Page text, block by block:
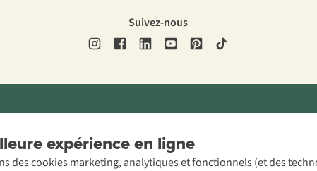
expérience en ligne
des cookies marketing, analytiques et fonctionnels (et des
Suivez-nous